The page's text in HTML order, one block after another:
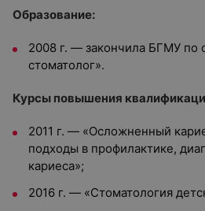
Образование:
2008 г. — закончила БГМУ по
стоматолог».
Курсы повышения
2011 г. — «Осложненный
подходы в профилактике,
кариеса»;
2016 г. — «Стоматология